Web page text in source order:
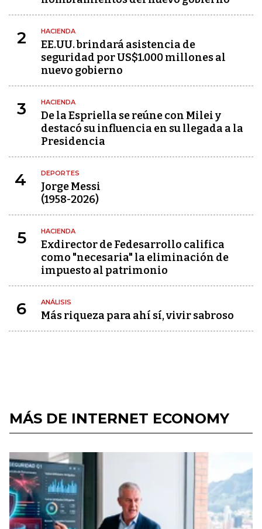
2 HACIENDA
EE.UU. brindará asistencia de
seguridad por US$1.000 millones al
nuevo gobierno
3 HACIENDA
De la Espriella se reúne con Milei y
destacó su influencia en su llegada a la
Presidencia
4 DEPORTES
Jorge Messi
(1958-2026)
5 HACIENDA
Exdirector de Fedesarrollo califica
como "necesaria" la eliminación de
impuesto al patrimonio
6 ANÁLISIS
Más riqueza para ahí sí, vivir sabroso
MÁS DE INTERNET ECONOMY